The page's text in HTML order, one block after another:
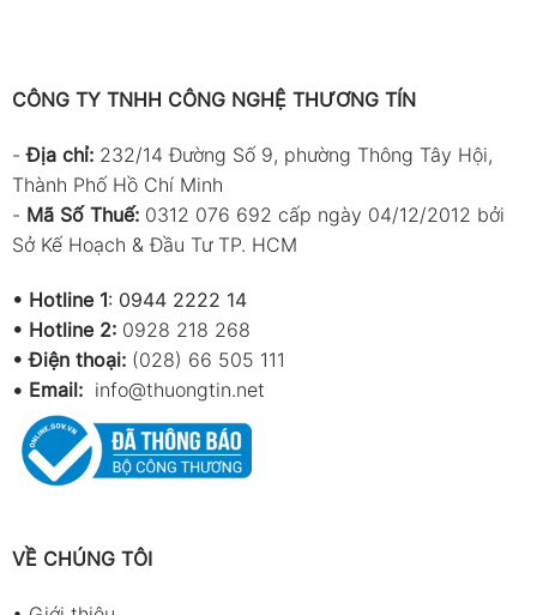
CÔNG TY TNHH CÔNG NGHỆ THƯƠNG TÍN
-Địa chỉ: 232/14 Đường Số 9, phường Thông Tây Hội,
Thành Phố Hồ Chí Minh
- Mã Số Thuế: 0312 076 692 cấp ngày 04/12/2012 bởi
Sở Kế Hoạch & Đầu Tư TP. HCM
• Hotline 1: 0944 2222 14
• Hotline 2: 0928 218 268
• Điện thoại: (028) 66 505 111
• Email: info@thuongtin.net
VỀ CHÚNG TÔI